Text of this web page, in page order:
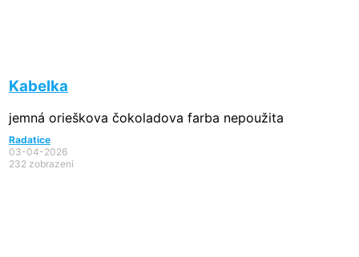
Kabelka
jemná orieškova čokoladova farba nepoužita
Radatice
03-04-2026
232 zobrazení